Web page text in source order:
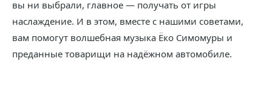
вы ни выбрали, главное — получать от игры
наслаждение. И в этом, вместе с нашими советами,
вам помогут волшебная музыка Ёко Симомуры и
преданные товарищи на надёжном автомобиле.